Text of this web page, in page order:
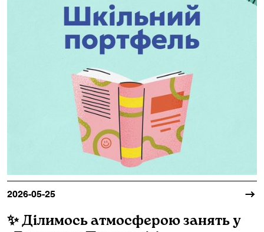
2026-05-25
✨ Ділимось атмосферою занять у